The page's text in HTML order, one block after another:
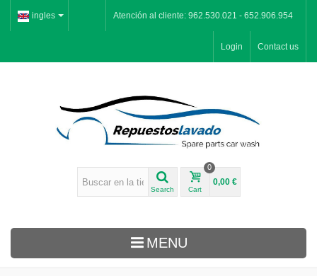
Atención al cliente: 962.530.021 - 652.906.954
ingles
Contact us
Login
Search Cart
0
0,00 €
MENU